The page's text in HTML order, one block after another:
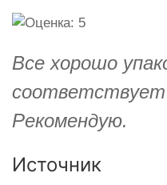
Все хорошо
соответствует
Рекомендую.
Источник